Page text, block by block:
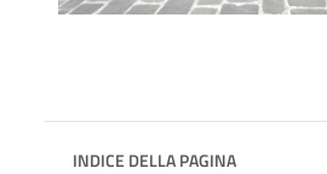
INDICE DELLA PAGINA